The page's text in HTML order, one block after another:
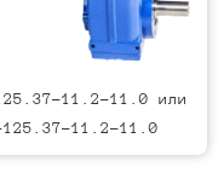
11.2-11.0 или
125.37-11.2-11.0